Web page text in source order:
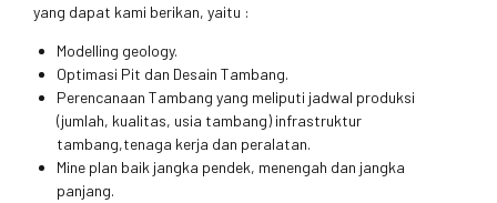
yang dapat kami berikan, yaitu :
Modelling geology.
Optimasi Pit dan Desain Tambang.
Perencanaan Tambang yang meliputi jadwal produksi
(jumlah, kualitas, usia tambang) infrastruktur
tambang,tenaga kerja dan peralatan.
Mine plan baik jangka pendek, menengah dan jangka
panjang.